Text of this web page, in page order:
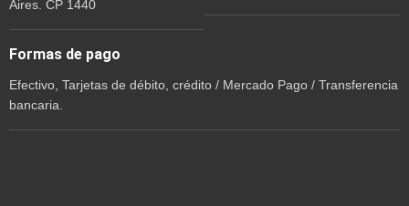
Aires. CP 1440
Formas de pago
Efectivo, Tarjetas de débito, crédito / Mercado Pago / Transferencia
bancaria.